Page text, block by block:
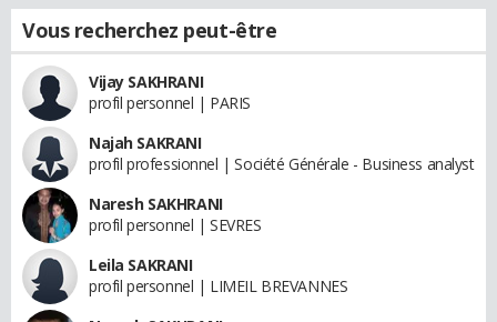
Vous recherchez peut-être
Vijay SAKHRANI
profil personnel | PARIS
Najah SAKRANI
profil professionnel | Société Générale - Business analyst
Naresh SAKHRANI
profil personnel | SEVRES
Leila SAKRANI
profil personnel | LIMEIL BREVANNES